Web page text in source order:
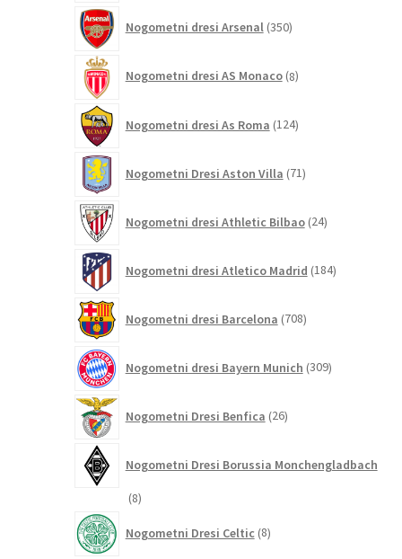
Nogometni dresi Arsenal 350izdelkov
Nogometni dresi AS Monaco 8izdelkov
Nogometni dresi As Roma 124izdelkov
Nogometni Dresi Aston Villa 71izdelkov
Nogometni dresi Athletic Bilbao 24izdelkov
Nogometni dresi Atletico Madrid 184izdelkov
Nogometni dresi Barcelona 708izdelkov
Nogometni dresi Bayern Munich 309izdelkov
Nogometni Dresi Benfica 26izdelkov
Nogometni Dresi Borussia Monchengladbach
88
Nogometni Dresi Celtic 8izdelkov